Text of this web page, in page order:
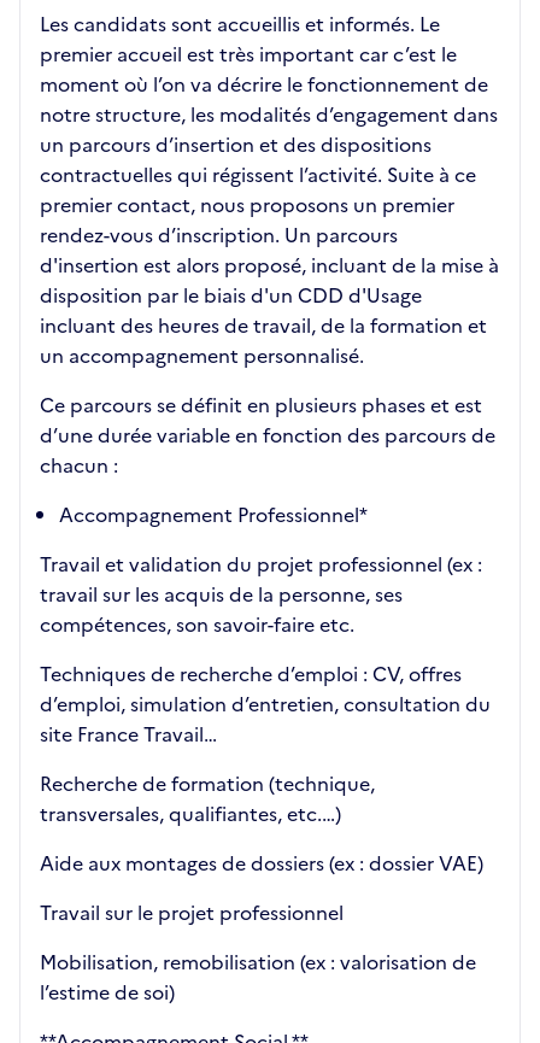
Les candidats sont accueillis et informés. Le
premier accueil est très important car c’est le
moment où l’on va décrire le fonctionnement de
notre structure, les modalités d’engagement dans
un parcours d’insertion et des dispositions
contractuelles qui régissent l’activité. Suite à ce
premier contact, nous proposons un premier
rendez-vous d’inscription. Un parcours
d'insertion est alors proposé, incluant de la mise à
disposition par le biais d'un CDD d'Usage
incluant des heures de travail, de la formation et
un accompagnement personnalisé.
Ce parcours se définit en plusieurs phases et est
d’une durée variable en fonction des parcours de
chacun :
Accompagnement Professionnel*
Travail et validation du projet professionnel (ex :
travail sur les acquis de la personne, ses
compétences, son savoir-faire etc.
Techniques de recherche d’emploi : CV, offres
d’emploi, simulation d’entretien, consultation du
site France Travail…
Recherche de formation (technique,
transversales, qualifiantes, etc.…)
Aide aux montages de dossiers (ex : dossier VAE)
Travail sur le projet professionnel
Mobilisation, remobilisation (ex : valorisation de
l’estime de soi)